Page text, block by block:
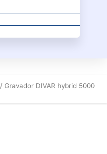
/ Gravador DIVAR hybrid 5000